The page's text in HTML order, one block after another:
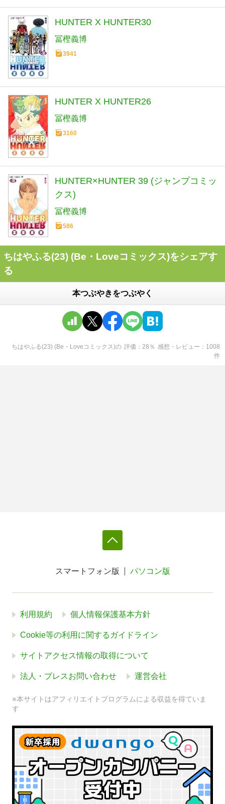
HUNTER X HUNTER30
冨樫義博
3941
HUNTER X HUNTER26
冨樫義博
3160
HUNTER×HUNTER 39 (ジャンプコミッ
クス)
冨樫義博
586
ちはやふる(23) (Be・Loveコミックス)をシェアす
る
本つぶやきをつぶやく
ちはやふる(23) (Be・Loveコミックス)の 評価 28 ％ 感想・レビュー
1008
件
スマートフォン版 パソコン版
利用規約 個人情報保護基本方針
Cookie等の利用に関するガイドライン
サイトアクセス情報の取得について
法人・プレスお問い合わせ 運営会社
※本サイトはアフィリエイトプログラムによる収益を得ていま
す